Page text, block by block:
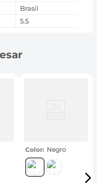
Brasil
5.5
Color Negro